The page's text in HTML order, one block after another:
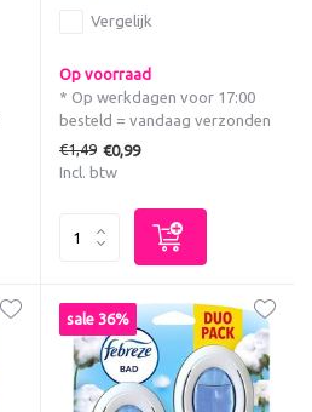
Vergelijk
Op voorraad
* Op werkdagen voor 17:00
besteld = vandaag verzonden
€1,49 €0,99
Incl. btw
sale 36%